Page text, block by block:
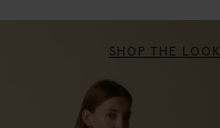
SHOP THE LOOK